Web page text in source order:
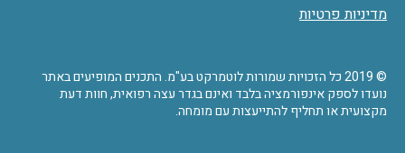
מדיניות פרטיות
© 2019 כל הזכויות שמורות לוטמרקט בע"מ. התכנים המופיעים באתר
נועדו לספק אינפורמציה בלבד ואינם בגדר עצה רפואית, חוות דעת
מקצועית או תחליף להתייעצות עם מומחה.